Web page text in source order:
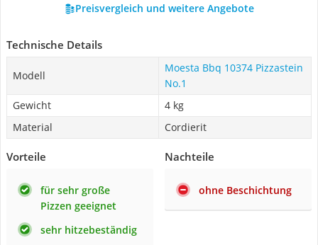
Preisvergleich und weitere Angebote
Technische Details
Modell
Moesta Bbq 10374 Pizzastein
No.1
Gewicht
4 kg
Material
Cordierit
Vorteile
für sehr große
Pizzen geeignet
sehr hitzebeständig
Nachteile
ohne Beschichtung